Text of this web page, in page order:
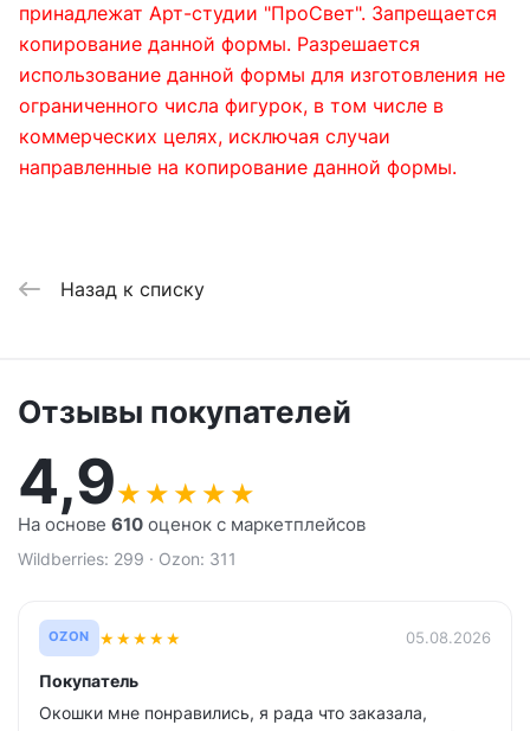
принадлежат Арт-студии "ПроСвет". Запрещается
копирование данной формы. Разрешается
использование данной формы для изготовления не
ограниченного числа фигурок, в том числе в
коммерческих целях, исключая случаи
направленные на копирование данной формы.
Назад к списку
Отзывы покупателей
4,9★ ★ ★ ★ ★
На основе 610 оценок с маркетплейсов
Wildberries: 299 · Ozon: 311
OZON ★★★★★ 05.08.2026
Покупатель
Окошки мне понравились, я рада что заказала,